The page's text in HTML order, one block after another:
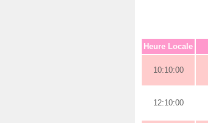
Heure Locale
10:10:00
12:10:00